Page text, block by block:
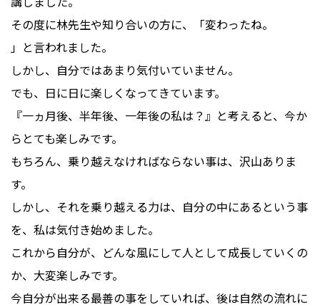
その度に林先生や知り合いの方に、「変わったね。
」と言われました。
しかし、自分ではあまり気付いていません。
でも、日に日に楽しくなってきています。
『一ヵ月後、半年後、一年後の私は？』と考えると、今か
らとても楽しみです。
もちろん、乗り越えなければならない事は、沢山ありま
す。
しかし、それを乗り越える力は、自分の中にあるという事
を、私は気付き始めました。
これから自分が、どんな風にして人として成長していくの
か、大変楽しみです。
今自分が出来る最善の事をしていれば、後は自然の流れに